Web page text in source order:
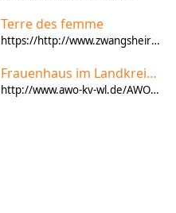
Terre des femme
https://http://www.zwangsheirat.de/index.php/beratung/beratungsstellen-vor-ort/niedersachsen
Frauenhaus im Landkreis Harburg, AWO
http://www.awo-kv-wl.de/AWO-Frauenhaus-Harburg